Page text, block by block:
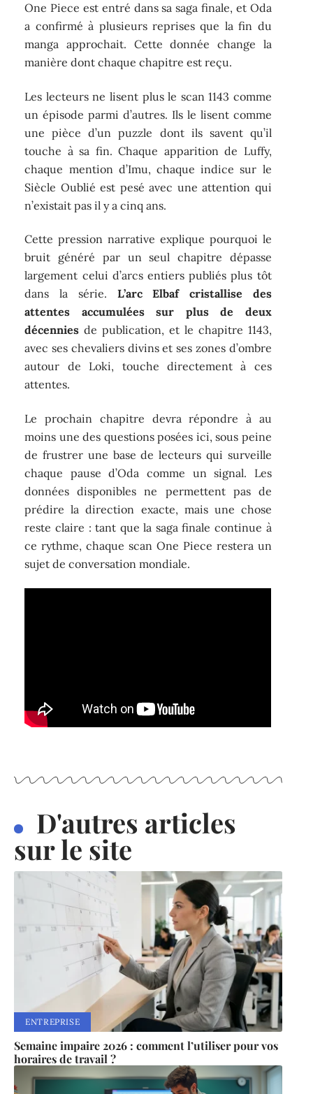
One Piece est entré dans sa saga finale, et Oda
a confirmé à plusieurs reprises que la fin du
manga approchait. Cette donnée change la
manière dont chaque chapitre est reçu.
Les lecteurs ne lisent plus le scan 1143 comme
un épisode parmi d’autres. Ils le lisent comme
une pièce d’un puzzle dont ils savent qu’il
touche à sa fin. Chaque apparition de Luffy,
chaque mention d’Imu, chaque indice sur le
Siècle Oublié est pesé avec une attention qui
n’existait pas il y a cinq ans.
Cette pression narrative explique pourquoi le
bruit généré par un seul chapitre dépasse
largement celui d’arcs entiers publiés plus tôt
dans la série. L’arc Elbaf cristallise des
attentes accumulées sur plus de deux
décennies de publication, et le chapitre 1143,
avec ses chevaliers divins et ses zones d’ombre
autour de Loki, touche directement à ces
attentes.
Le prochain chapitre devra répondre à au
moins une des questions posées ici, sous peine
de frustrer une base de lecteurs qui surveille
chaque pause d’Oda comme un signal. Les
données disponibles ne permettent pas de
prédire la direction exacte, mais une chose
reste claire : tant que la saga finale continue à
ce rythme, chaque scan One Piece restera un
sujet de conversation mondiale.
D'autres articles
sur le site
ENTREPRISE
Semaine impaire 2026 : comment l’utiliser pour vos
horaires de travail ?